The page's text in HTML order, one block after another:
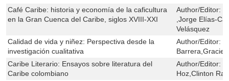
Café Caribe: historia y economía de la caficultura
en la Gran Cuenca del Caribe, siglos XVIII-XXI
Author/Editor:
,Jorge Elías-
Velásquez
Calidad de vida y niñez: Perspectiva desde la
investigación cualitativa
Author/Editor:
Caribe Literario: Ensayos sobre literatura del
Caribe colombiano
Author/Editor:
Hoz,Clinton